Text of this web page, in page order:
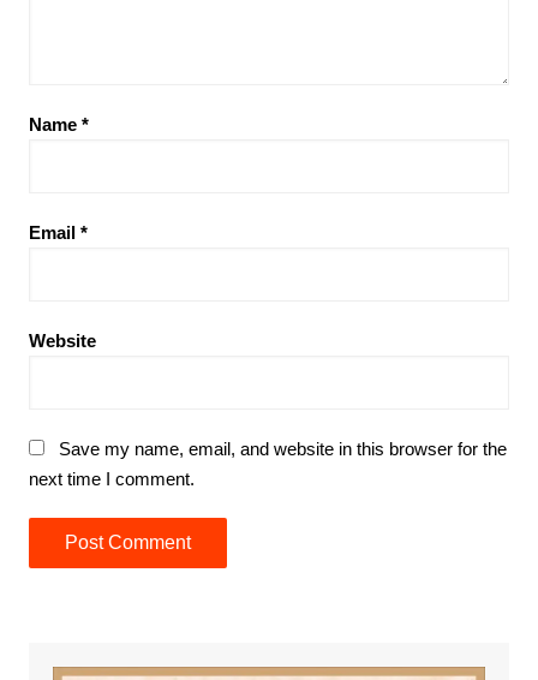
Name *
Email *
Website
Save my name, email, and website in this browser for the
next time I comment.